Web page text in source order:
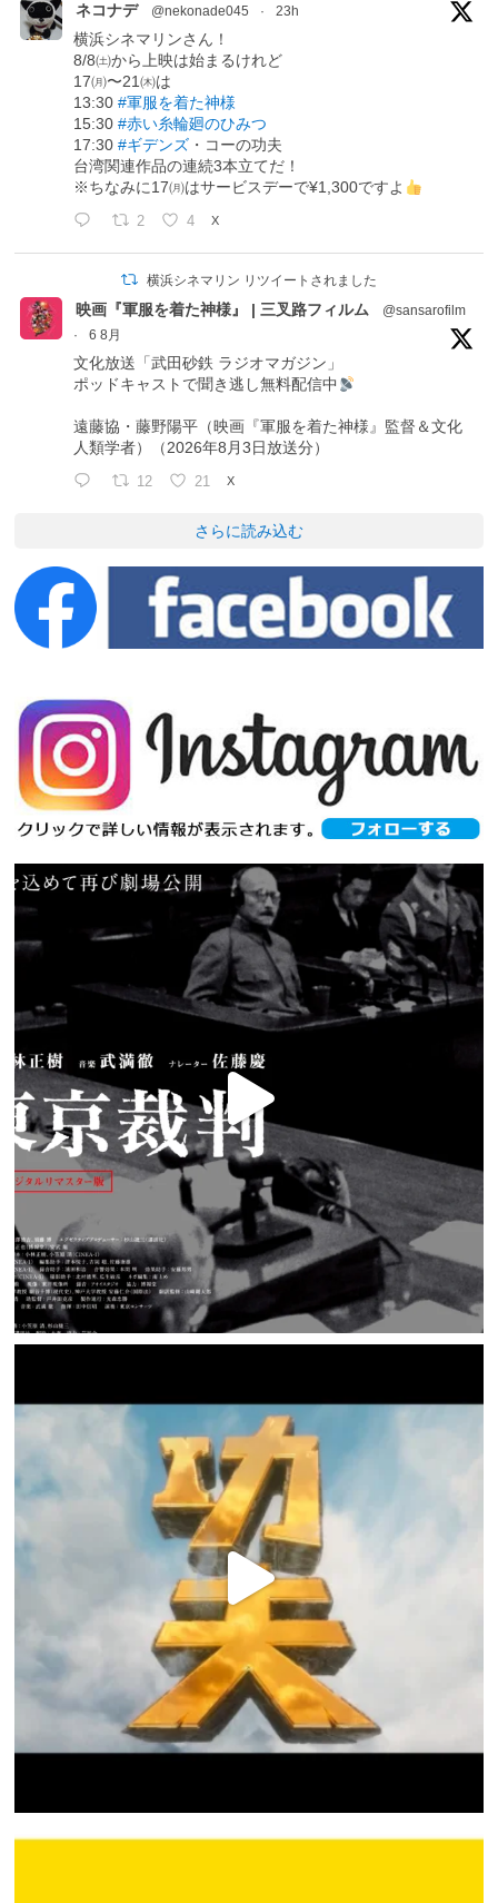
ネコナデ @nekonade045 · 23h
横浜シネマリンさん！
8/8㈯から上映は始まるけれど
17㈪〜21㈭は
13:30#軍服を着た神様
15:30#赤い糸輪廻のひみつ
17:30#ギデンズ ・コーの功夫
台湾関連作品の連続3本立てだ！
※ちなみに17㈪はサービスデーで¥1,300ですよ
2 4 X
横浜シネマリン リツイートされました
映画『軍服を着た神様』 | 三叉路フィルム
@sansarofilm
·
6 8月
文化放送「武田砂鉄 ラジオマガジン」
ポッドキャストで聞き逃し無料配信中
遠藤協・藤野陽平（映画『軍服を着た神様』監督＆文化
人類学者）（2026年8月3日放送分）
12 21 X
さらに読み込む